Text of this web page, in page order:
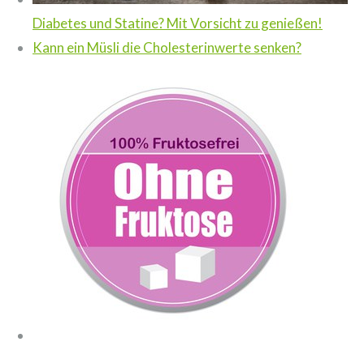
Diabetes und Statine? Mit Vorsicht zu genießen!
Kann ein Müsli die Cholesterinwerte senken?